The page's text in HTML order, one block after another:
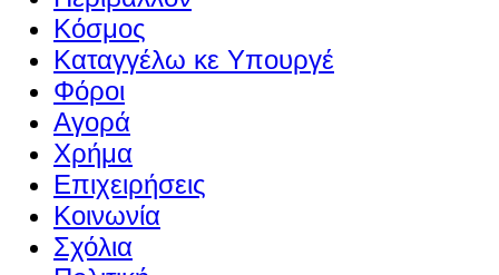
Κόσμος
Καταγγέλω κε Υπουργέ
Φόροι
Αγορά
Χρήμα
Επιχειρήσεις
Κοινωνία
Σχόλια